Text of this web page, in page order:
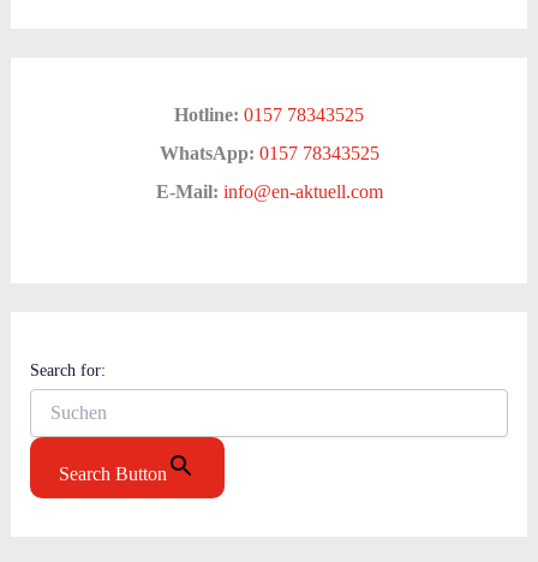
Hotline: 0157 78343525
WhatsApp: 0157 78343525
E-Mail: info@en-aktuell.com
Search for:
Search Button